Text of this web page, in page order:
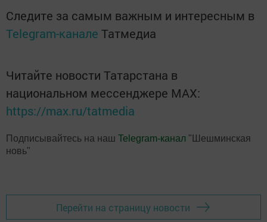
Следите за самым важным и интересным в
Telegram-канале Татмедиа
Читайте новости Татарстана в
национальном мессенджере MАХ:
https://max.ru/tatmedia
Подписывайтесь на наш Telegram-канал "Шешминская
новь"
Перейти на страницу новости